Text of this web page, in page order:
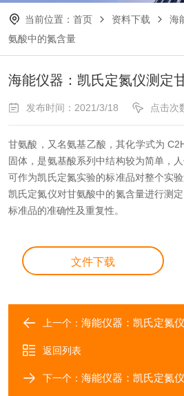
当前位置： 首页 资料下载
海
氨酸中的氮含量
海能仪器：凯氏定氮仪测定
发布时间：2021/3/18 点击次
甘氨酸，又名氨基乙酸，其化学式为C2
固体，是氨基酸系列中结构较为简单，
可作为凯氏定氮实验的标准品对整个实
凯氏定氮仪对甘氨酸中的氮含量进行测
标准品的准确性及重复性。
文件下载
上一个： 海能仪器：凯氏定氮仪测
返回列表
下一个： 海能仪器：凯氏定氮仪测